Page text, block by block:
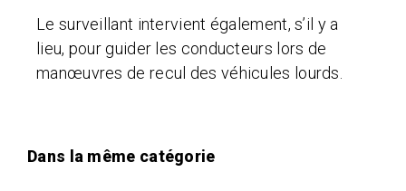
Le surveillant intervient également, s’il y a
lieu, pour guider les conducteurs lors de
manœuvres de recul des véhicules lourds.